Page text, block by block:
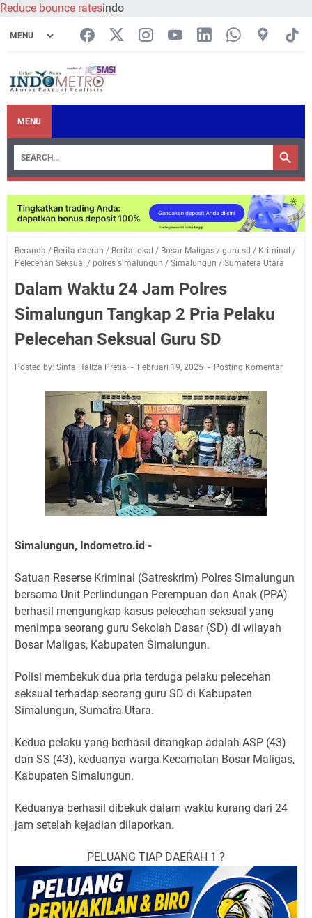
Reduce bounce ratesindo
MENU
Beranda / Berita daerah / Berita lokal / Bosar Maligas / guru sd / Kriminal /
Pelecehan Seksual / polres simalungun / Simalungun / Sumatera Utara
Dalam Waktu 24 Jam Polres
Simalungun Tangkap 2 Pria Pelaku
Pelecehan Seksual Guru SD
Posted by: Sinta Haliza Pretia Februari 19, 2025 Posting Komentar
Simalungun, Indometro.id -
Satuan Reserse Kriminal (Satreskrim) Polres Simalungun
bersama Unit Perlindungan Perempuan dan Anak (PPA)
berhasil mengungkap kasus pelecehan seksual yang
menimpa seorang guru Sekolah Dasar (SD) di wilayah
Bosar Maligas, Kabupaten Simalungun.
Polisi membekuk dua pria terduga pelaku pelecehan
seksual terhadap seorang guru SD di Kabupaten
Simalungun, Sumatra Utara.
Kedua pelaku yang berhasil ditangkap adalah ASP (43)
dan SS (43), keduanya warga Kecamatan Bosar Maligas,
Kabupaten Simalungun.
Keduanya berhasil dibekuk dalam waktu kurang dari 24
jam setelah kejadian dilaporkan.
PELUANG TIAP DAERAH 1 ?